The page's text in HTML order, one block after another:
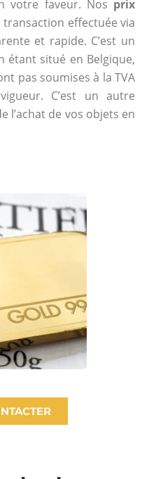
votre faveur. Nos prix
effectuée via
et rapide. C’est un
étant situé en Belgique,
pas soumises à la TVA
C’est un autre
l’achat de vos objets en